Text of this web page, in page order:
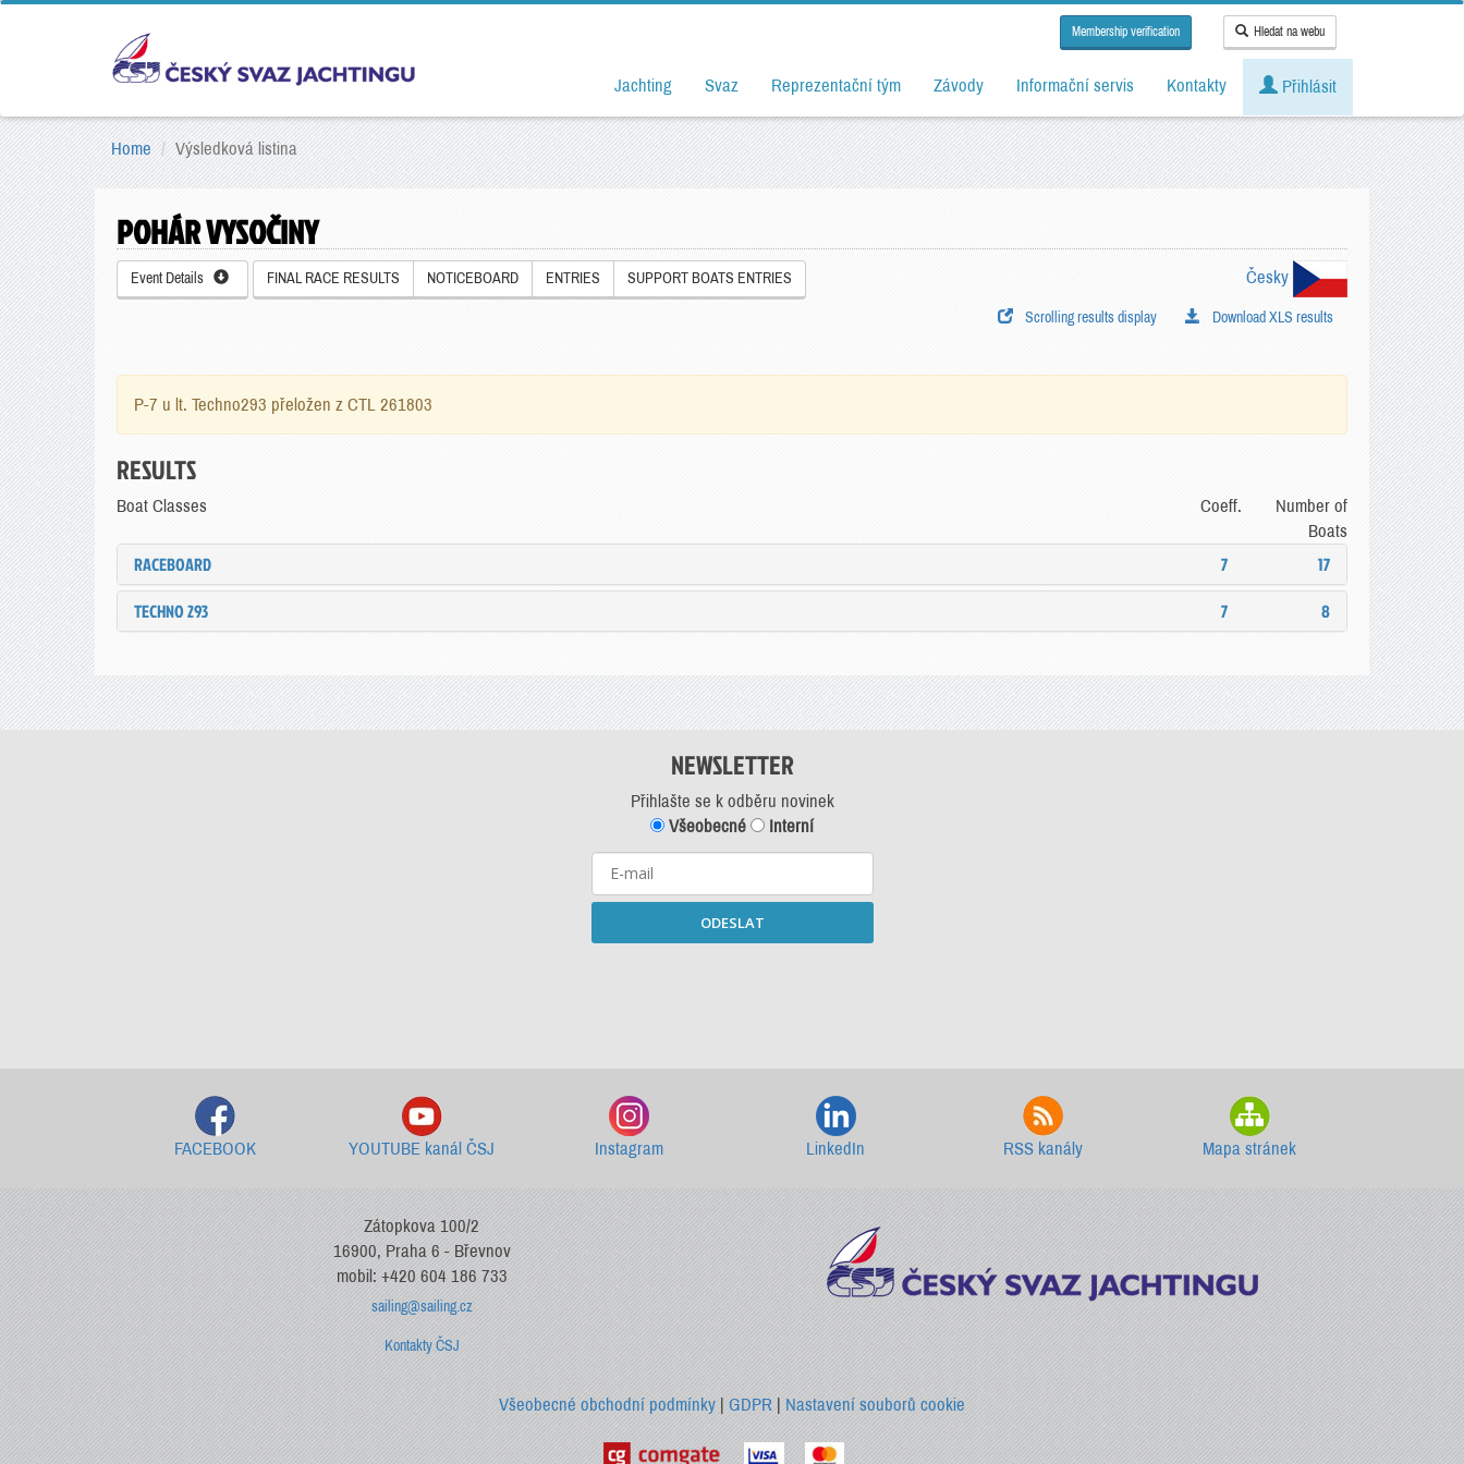
Membership verification Hledat na webu
Jachting Svaz Reprezentační tým Závody Informační servis Kontakty Přihlásit
Home Výsledková listina
POHÁR VYSOČINY
Event Details FINAL RACE RESULTS NOTICEBOARD ENTRIES SUPPORT BOATS ENTRIES Česky
Download XLS results
Scrolling results display
P-7 u lt. Techno293 přeložen z CTL 261803
RESULTS
Boat Classes Coeff.
Number of
Boats
RACEBOARD 7
17
TECHNO 293
7 8
NEWSLETTER
Přihlašte se k odběru novinek
Všeobecné
Interní
ODESLAT
FACEBOOK YOUTUBE kanál ČSJ Instagram LinkedIn RSS kanály Mapa stránek
Zátopkova 100/2
16900, Praha 6 - Břevnov
mobil: +420 604 186 733
sailing@sailing.cz
Kontakty ČSJ
Všeobecné obchodní podmínky| GDPR|Nastavení souborů cookie